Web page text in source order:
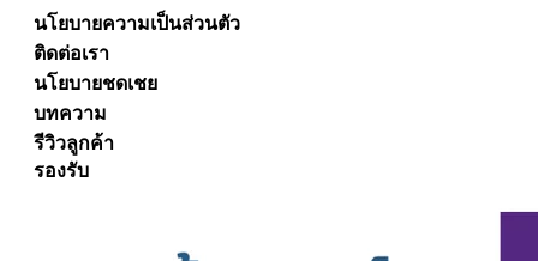
นโยบายความเป็นส่วนตัว
ติดต่อเรา
นโยบายชดเชย
บทความ
รีวิวลูกค้า
รองรับ